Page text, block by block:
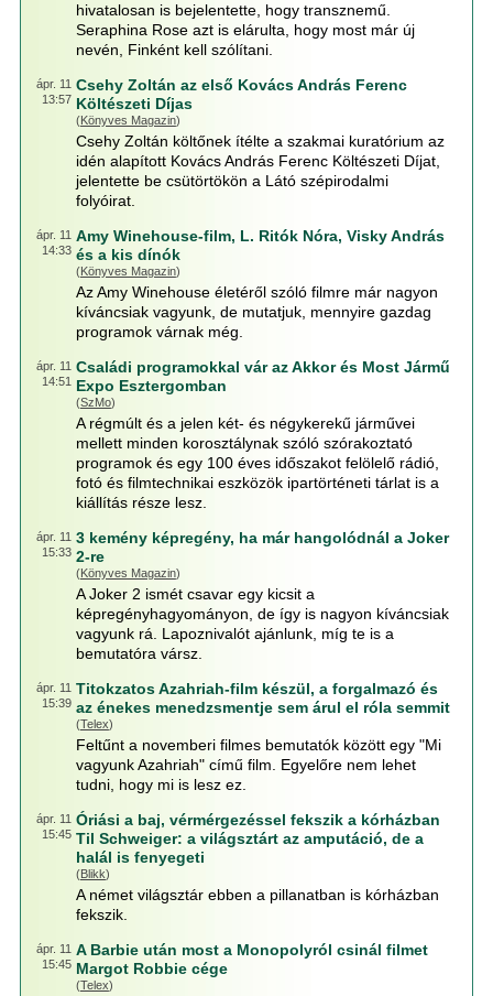
hivatalosan is bejelentette, hogy transznemű.
Seraphina Rose azt is elárulta, hogy most már új
nevén, Finként kell szólítani.
ápr. 11
13:57
Csehy Zoltán az első Kovács András Ferenc
Költészeti Díjas
(Könyves Magazin)
Csehy Zoltán költőnek ítélte a szakmai kuratórium az
idén alapított Kovács András Ferenc Költészeti Díjat,
jelentette be csütörtökön a Látó szépirodalmi
folyóirat.
ápr. 11
14:33
Amy Winehouse-film, L. Ritók Nóra, Visky András
és a kis dínók
(Könyves Magazin)
Az Amy Winehouse életéről szóló filmre már nagyon
kíváncsiak vagyunk, de mutatjuk, mennyire gazdag
programok várnak még.
ápr. 11
14:51
Családi programokkal vár az Akkor és Most Jármű
Expo Esztergomban
(SzMo)
A régmúlt és a jelen két- és négykerekű járművei
mellett minden korosztálynak szóló szórakoztató
programok és egy 100 éves időszakot felölelő rádió,
fotó és filmtechnikai eszközök ipartörténeti tárlat is a
kiállítás része lesz.
ápr. 11
15:33
3 kemény képregény, ha már hangolódnál a Joker
2-re
(Könyves Magazin)
A Joker 2 ismét csavar egy kicsit a
képregényhagyományon, de így is nagyon kíváncsiak
vagyunk rá. Lapoznivalót ajánlunk, míg te is a
bemutatóra vársz.
ápr. 11
15:39
Titokzatos Azahriah-film készül, a forgalmazó és
az énekes menedzsmentje sem árul el róla semmit
(Telex)
Feltűnt a novemberi filmes bemutatók között egy "Mi
vagyunk Azahriah" című film. Egyelőre nem lehet
tudni, hogy mi is lesz ez.
ápr. 11
15:45
Óriási a baj, vérmérgezéssel fekszik a kórházban
Til Schweiger: a világsztárt az amputáció, de a
halál is fenyegeti
(Blikk)
A német világsztár ebben a pillanatban is kórházban
fekszik.
ápr. 11
15:45
A Barbie után most a Monopolyról csinál filmet
Margot Robbie cége
(Telex)